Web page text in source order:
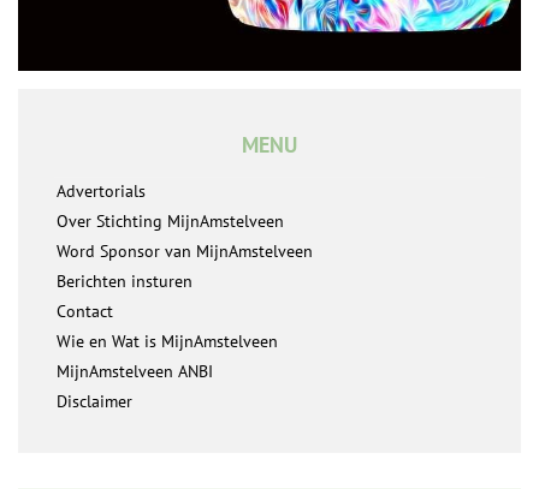
MENU
Advertorials
Over Stichting MijnAmstelveen
Word Sponsor van MijnAmstelveen
Berichten insturen
Contact
Wie en Wat is MijnAmstelveen
MijnAmstelveen ANBI
Disclaimer